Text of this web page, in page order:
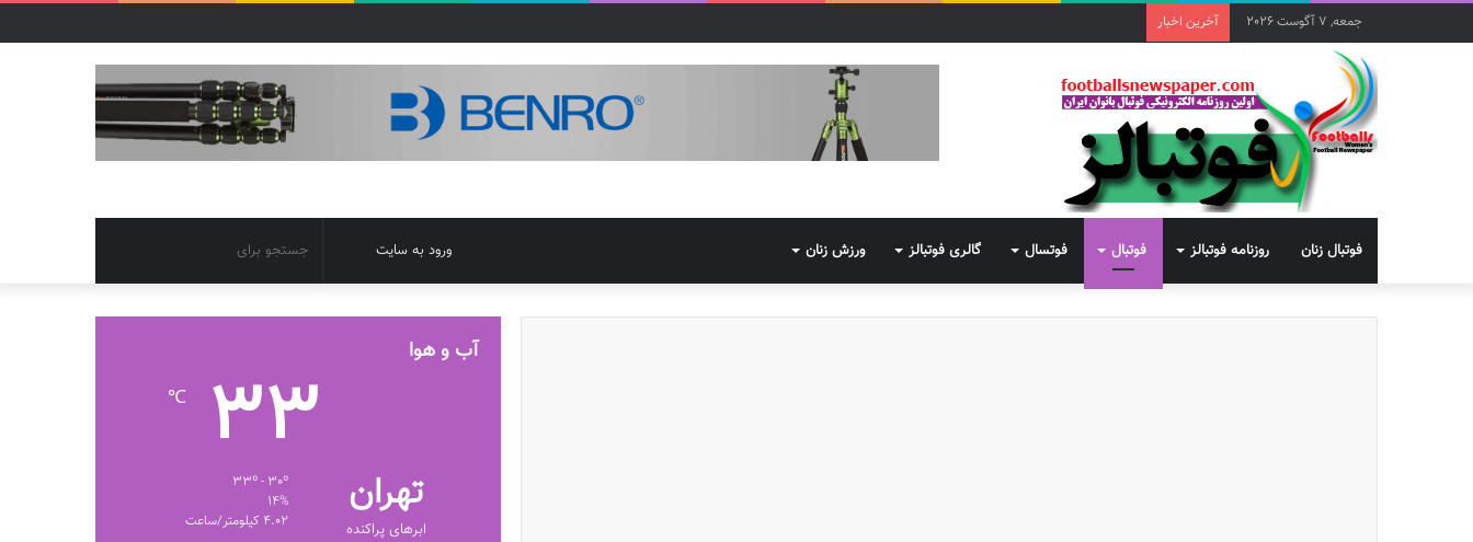
جمعه, 7 آگوست 2026 آخرین اخبار
فوتبال زنان روزنامه فوتبالز فوتبال فوتسال گالری فوتبالز ورزش زنان
برای
تغییر
پوسته
ورود به سایت
آب و هوا
تهران
ابرهای پراکنده
33
℃
14%
4.02 کیلومتر/ساعت